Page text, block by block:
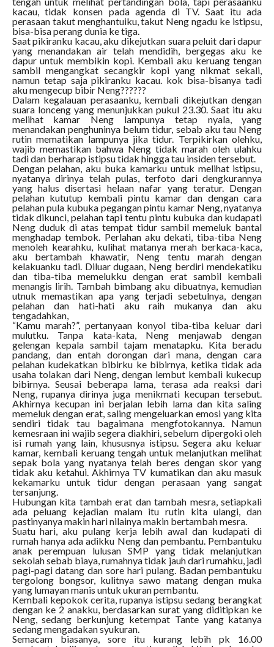
kacau, tidak konsen pada agenda di TV. Saat itu ada
perasaan takut menghantuiku, takut Neng ngadu ke istipsu,
bisa-bisa perang dunia ke tiga.
Saat pikiranku kacau, aku dikejutkan suara peluit dari dapur
yang menandakan air telah mendidih, bergegas aku ke
dapur untuk membikin kopi. Kembali aku keruang tengan
sambil mengangkat secangkir kopi yang nikmat sekali,
namun tetap saja pikiranku kacau. kok bisa-bisanya tadi
aku mengecup bibir Neng??????
Dalam kegalauan perasaanku, kembali dikejutkan dengan
suara lonceng yang menunjukkan pukul 23.30. Saat itu aku
melihat kamar Neng lampunya tetap nyala, yang
menandakan penghuninya belum tidur, sebab aku tau Neng
rutin mematikan lampunya jika tidur. Terpikirkan olehku,
wajib memastikan bahwa Neng tidak marah oleh ulahku
tadi dan berharap istipsu tidak hingga tau insiden tersebut.
Dengan pelahan, aku buka kamarku untuk melihat istipsu,
nyatanya dirinya telah pulas, terfoto dari dengkurannya
yang halus disertasi helaan nafar yang teratur. Dengan
pelahan kututup kembali pintu kamar dan dengan cara
pelahan pula kubuka pegangan pintu kamar Neng, nyatanya
tidak dikunci, pelahan tapi tentu pintu kubuka dan kudapati
Neng duduk di atas tempat tidur sambil memeluk bantal
menghadap tembok. Perlahan aku dekati, tiba-tiba Neng
menoleh kearahku, kulihat matanya merah berkaca-kaca,
aku bertambah khawatir, Neng tentu marah dengan
kelakuanku tadi. Diluar dugaan, Neng berdiri mendekatiku
dan tiba-tiba memelukku dengan erat sambil kembali
menangis lirih. Tambah bimbang aku dibuatnya, kemudian
utnuk memastikan apa yang terjadi sebetulnya, dengan
pelahan dan hati-hati aku raih mukanya dan aku
tengadahkan,
“Kamu marah?”, pertanyaan konyol tiba-tiba keluar dari
mulutku. Tanpa kata-kata, Neng menjawab dengan
gelengan kepala sambil tajam menatapku. Kita beradu
pandang, dan entah dorongan dari mana, dengan cara
pelahan kudekatkan bibirku ke bibirnya, ketika tidak ada
usaha tolakan dari Neng, dengan lembut kembali kukecup
bibirnya. Seusai beberapa lama, terasa ada reaksi dari
Neng, rupanya dirinya juga menikmati kecupan tersebut.
Akhirnya kecupan ini berjalan lebih lama dan kita saling
memeluk dengan erat, saling mengeluarkan emosi yang kita
sendiri tidak tau bagaimana mengfotokannya. Namun
kemesraan ini wajib segera diakhiri, sebelum dipergoki oleh
isi rumah yang lain, khususnya istipsu. Segera aku keluar
kamar, kembali keruang tengah untuk melanjutkan melihat
sepak bola yang nyatanya telah beres dengan skor yang
tidak aku ketahui. Akhirnya TV kumatikan dan aku masuk
kekamarku untuk tidur dengan perasaan yang sangat
tersanjung.
Hubungan kita tambah erat dan tambah mesra, setiapkali
ada peluang kejadian malam itu rutin kita ulangi, dan
pastinyanya makin hari nilainya makin bertambah mesra.
Suatu hari, aku pulang kerja lebih awal dan kudapati di
rumah hanya ada adikku Neng dan pembantu. Pembantuku
anak perempuan lulusan SMP yang tidak melanjutkan
sekolah sebab biaya, rumahnya tidak jauh dari rumahku, jadi
pagi-pagi datang dan sore hari pulang. Badan pembantuku
tergolong bongsor, kulitnya sawo matang dengan muka
yang lumayan manis untuk ukuran pembantu.
Kembali kepokok cerita, rupanya istipsu sedang berangkat
dengan ke 2 anakku, berdasarkan surat yang diditipkan ke
Neng, sedang berkunjung ketempat Tante yang katanya
sedang mengadakan syukuran.
Semacam biasanya, sore itu kurang lebih pk 16.00